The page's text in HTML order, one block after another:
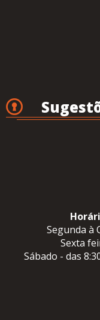
Segunda à
Sexta
Sábado - das